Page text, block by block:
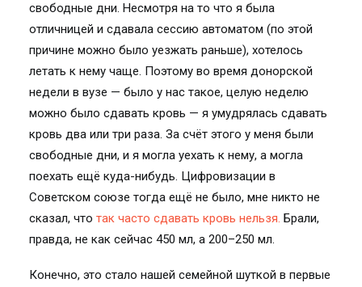
свободные дни. Несмотря на то что я была
отличницей и сдавала сессию автоматом (по этой
причине можно было уезжать раньше), хотелось
летать к нему чаще. Поэтому во время донорской
недели в вузе — было у нас такое, целую неделю
можно было сдавать кровь — я умудрялась сдавать
кровь два или три раза. За счёт этого у меня были
свободные дни, и я могла уехать к нему, а могла
поехать ещё куда-нибудь. Цифровизации в
Советском союзе тогда ещё не было, мне никто не
сказал, что так часто сдавать кровь нельзя. Брали,
правда, не как сейчас 450 мл, а 200–250 мл.
Конечно, это стало нашей семейной шуткой в первые